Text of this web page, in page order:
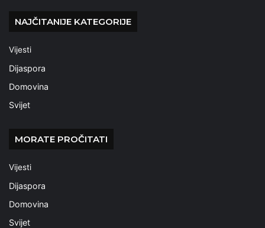
NAJČITANIJE KATEGORIJE
Vijesti
Dijaspora
Domovina
Svijet
MORATE PROČITATI
Vijesti
Dijaspora
Domovina
Svijet